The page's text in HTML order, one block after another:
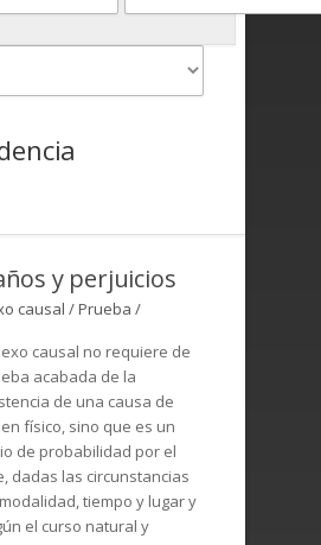
y perjuicios
causal / Prueba /
causal no requiere de
acabada de la
de una causa de
físico, sino que es un
de probabilidad por el
dadas las circunstancias
tiempo y lugar y
el curso natural y